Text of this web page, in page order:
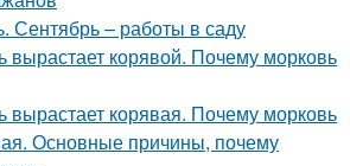
Сентябрь – работы в саду
вырастает корявой. Почему морковь
вырастает корявая. Почему морковь
Основные причины, почему